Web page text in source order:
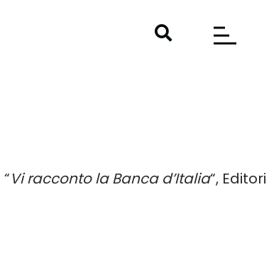
“Vi racconto la Banca d’Italia“, Editori